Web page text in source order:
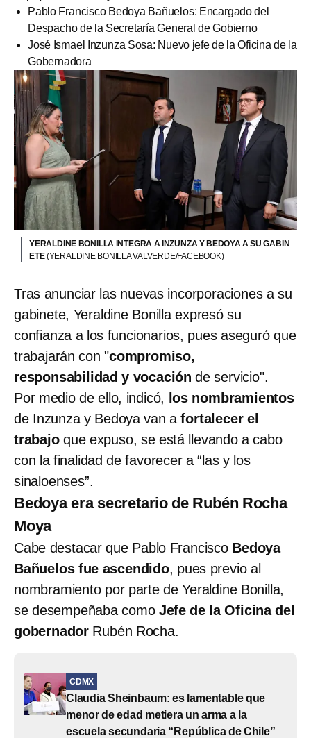
Pablo Francisco Bedoya Bañuelos: Encargado del
Despacho de la Secretaría General de Gobierno
José Ismael Inzunza Sosa: Nuevo jefe de la Oficina de la
Gobernadora
YERALDINE BONILLA INTEGRA A INZUNZA Y BEDOYA A SU GABIN
ETE(YERALDINE BONILLA VALVERDE/FACEBOOK)
Tras anunciar las nuevas incorporaciones a su
gabinete, Yeraldine Bonilla expresó su
confianza a los funcionarios, pues aseguró que
trabajarán con "compromiso,
responsabilidad y vocación de servicio".
Por medio de ello, indicó, los nombramientos
de Inzunza y Bedoya van afortalecer el
trabajoque expuso, se está llevando a cabo
con la finalidad de favorecer a “las y los
sinaloenses”.
Bedoya era secretario de Rubén Rocha
Moya
Cabe destacar que Pablo Francisco Bedoya
Bañuelos fue ascendido, pues previo al
nombramiento por parte de Yeraldine Bonilla,
se desempeñaba como Jefe de la Oficina del
gobernador Rubén Rocha.
CDMX
Claudia Sheinbaum: es lamentable que
menor de edad metiera un arma a la
escuela secundaria “República de Chile”